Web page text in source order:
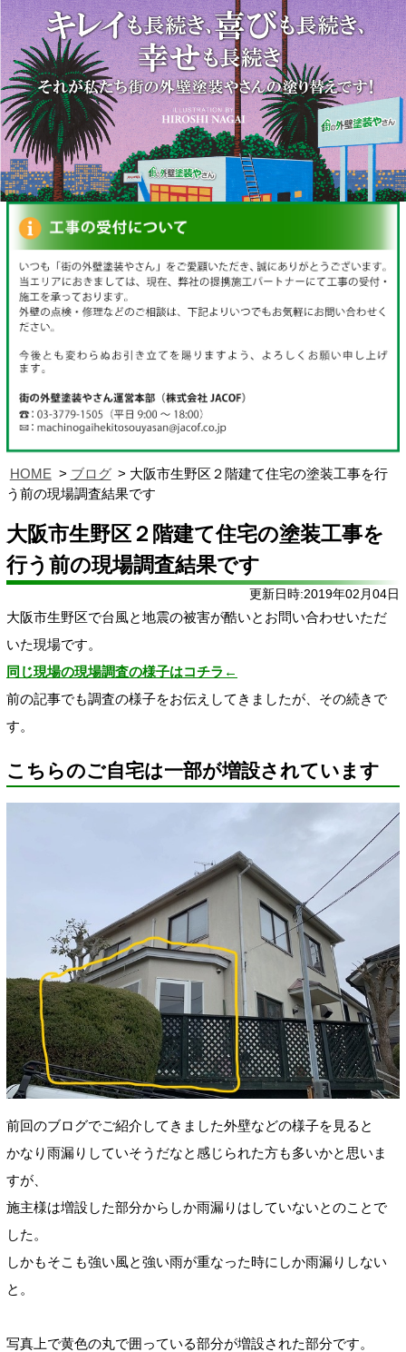
HOME ブログ
大阪市生野区２階建て住宅の塗装工事を行
う前の現場調査結果です
大阪市生野区２階建て住宅の塗装工事を
行う前の現場調査結果です
更新日時:2019年02月04日
大阪市生野区で台風と地震の被害が酷いとお問い合わせいただ
いた現場です。
同じ現場の現場調査の様子はコチラ←
前の記事でも調査の様子をお伝えしてきましたが、その続きで
す。
こちらのご自宅は一部が増設されています
前回のブログでご紹介してきました外壁などの様子を見ると
かなり雨漏りしていそうだなと感じられた方も多いかと思いま
すが、
施主様は増設した部分からしか雨漏りはしていないとのことで
した。
しかもそこも強い風と強い雨が重なった時にしか雨漏りしない
と。
写真上で黄色の丸で囲っている部分が増設された部分です。